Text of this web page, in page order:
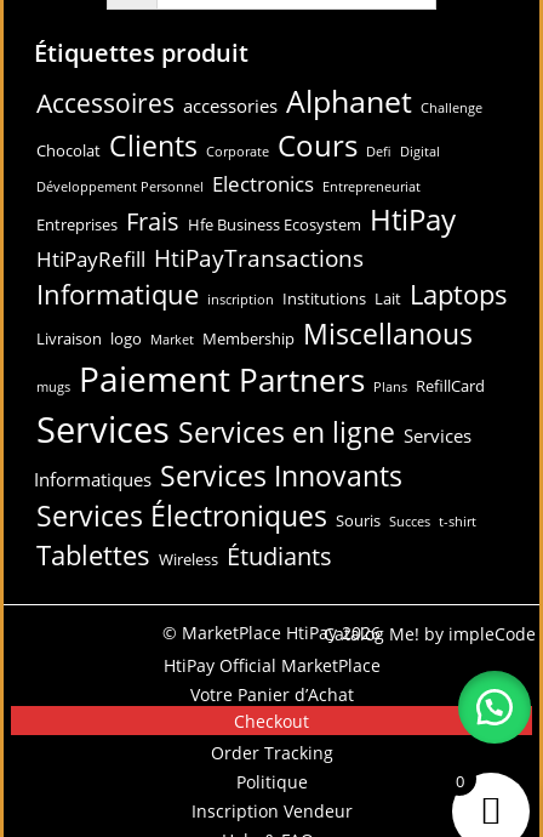
Étiquettes produit
Accessoires accessories Alphanet Challenge
Chocolat Clients Corporate Cours Defi Digital
Développement Personnel Electronics Entrepreneuriat
Entreprises Frais Hfe Business Ecosystem HtiPay
HtiPayRefill HtiPayTransactions
Informatique inscription Institutions Lait Laptops
Livraison logo Market Membership Miscellanous
mugs Paiement Partners Plans RefillCard
Services Services en ligne Services
Informatiques Services Innovants
Services Électroniques Souris Succes t-shirt
Tablettes Wireless Étudiants
© MarketPlace HtiPay 2026Catalog Me! by impleCode
HtiPay Official MarketPlace
Votre Panier d’Achat
Checkout
Order Tracking
Politique
Inscription Vendeur
0